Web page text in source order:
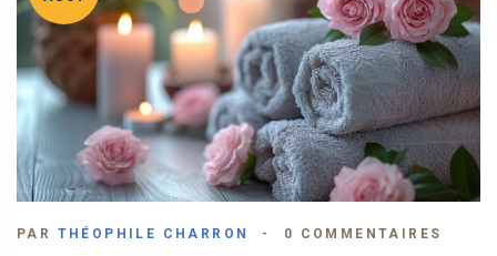
PAR THÉOPHILE CHARRON 0 COMMENTAIRES